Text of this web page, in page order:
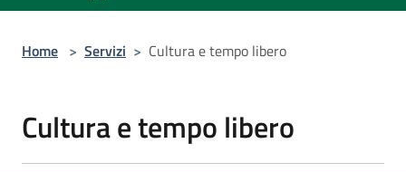
Home > Servizi > Cultura e tempo libero
Cultura e tempo libero